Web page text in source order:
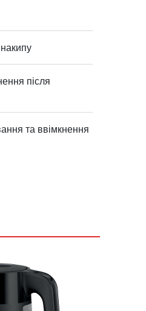
після
та ввімкнення